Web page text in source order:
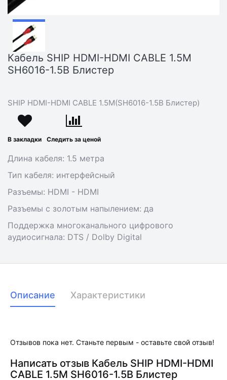
Кабель SHIP HDMI-HDMI CABLE 1.5M
SH6016-1.5B Блистер
SHIP HDMI-HDMI CABLE 1.5M(SH6016-1.5B Блистер)
В закладки Следить за ценой
Длина кабеля: 1.5 метра
Тип кабеля: интерфейсный
Разъемы: HDMI - HDMI
Разъемы с золотым напылением: да
Поддержка многоканального цифрового
аудиосигнала: DTS / Dolby Digital
Описание Характеристики
Отзывов пока нет. Станьте первым - оставьте свой отзыв!
Написать отзыв Кабель SHIP HDMI-HDMI
CABLE 1.5M SH6016-1.5B Блистер